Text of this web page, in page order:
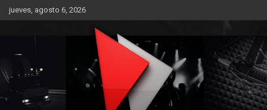
Saltar
al
jueves, agosto 6, 2026